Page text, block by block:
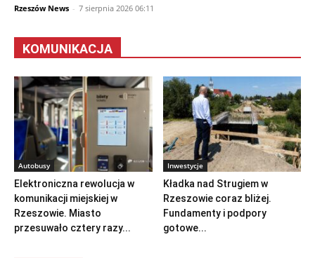
Rzeszów News - 7 sierpnia 2026 06:11
KOMUNIKACJA
Autobusy
Elektroniczna rewolucja w
komunikacji miejskiej w
Rzeszowie. Miasto
przesuwało cztery razy...
Inwestycje
Kładka nad Strugiem w
Rzeszowie coraz bliżej.
Fundamenty i podpory
gotowe...